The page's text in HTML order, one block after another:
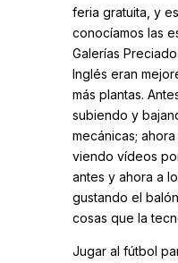
feria gratuita, y
conocíamos las
Galerías
Inglés eran
más plantas.
subiendo y
mecánicas;
viendo vídeos
antes y ahora a
gustando el
cosas que la
Jugar al fútbol